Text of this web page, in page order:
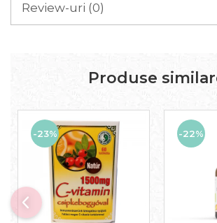
Review-uri (0)
Produse
-23% -22%